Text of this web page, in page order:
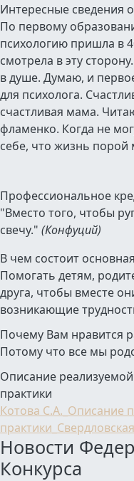
Интересные сведения
По первому
психологию пришла в
смотрела в эту
в душе. Думаю, и
для психолога.
счастливая мама.
фламенко. Когда не
себе, что жизнь порой
Профессиональное
"Вместо того, чтобы
свечу." (Конфуций)
В чем состоит
Помогать детям,
друга, чтобы вместе
возникающие
Почему Вам нравится
Потому что все мы
Описание
практики
Котова С.А._Описание
Новости
Конкурса